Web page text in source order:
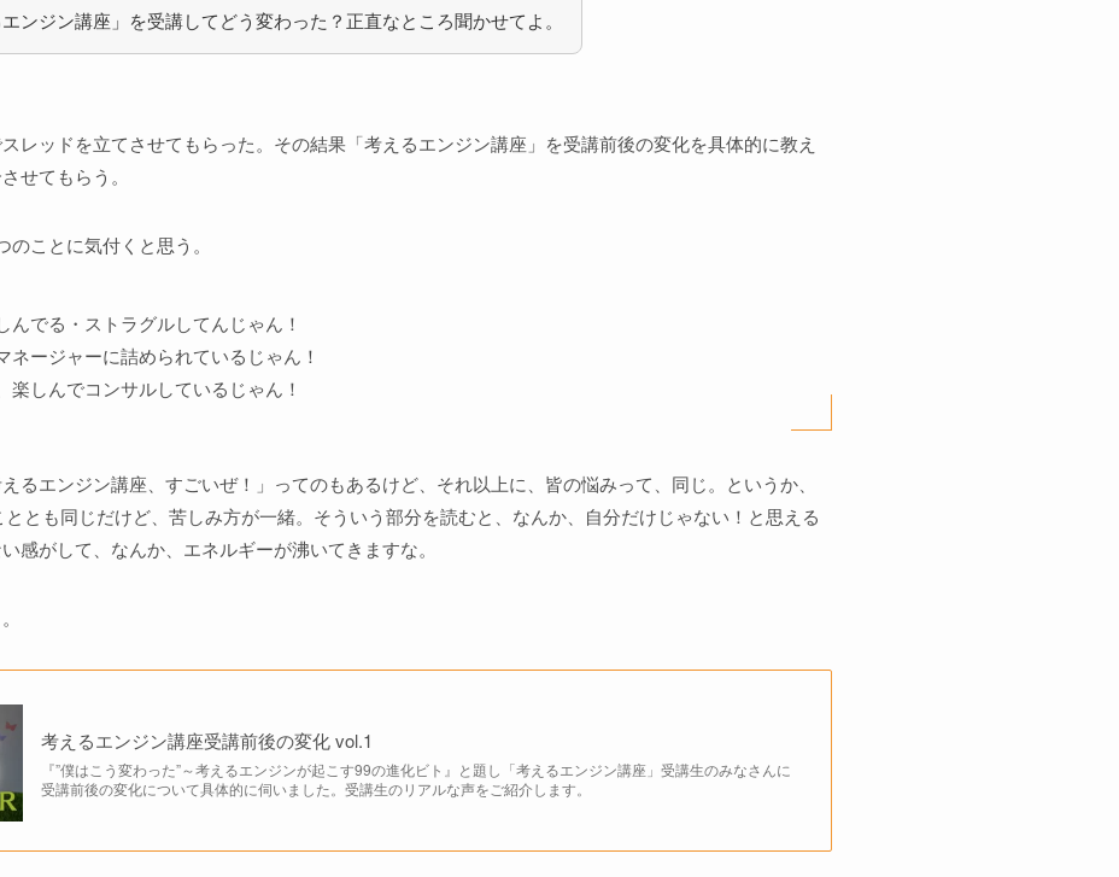
エンジン講座」を受講してどう変わった？正直なところ聞かせてよ。
レッドを立てさせてもらった。その結果「考えるエンジン講座」を受講前後の変化を具体的に教え
せてもらう。
ことに気付くと思う。
んでる・ストラグルしてんじゃん！
ネージャーに詰められているじゃん！
楽しんでコンサルしているじゃん！
るエンジン講座、すごいぜ！」ってのもあるけど、それ以上に、皆の悩みって、同じ。というか、
とも同じだけど、苦しみ方が一緒。そういう部分を読むと、なんか、自分だけじゃない！と思える
感がして、なんか、エネルギーが沸いてきますな。
考えるエンジン講座受講前後の変化 vol.1
『”僕はこう変わった”～考えるエンジンが起こす99の進化ビト』と題し「考えるエンジン講座」受講生のみなさんに
受講前後の変化について具体的に伺いました。受講生のリアルな声をご紹介します。